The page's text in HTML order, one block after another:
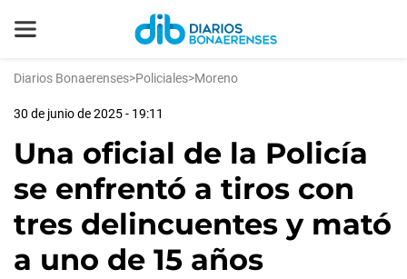
Diarios Bonaerenses>Policiales>Moreno
30 de junio de 2025 - 19:11
Una oficial de la Policía
se enfrentó a tiros con
tres delincuentes y mató
a uno de 15 años